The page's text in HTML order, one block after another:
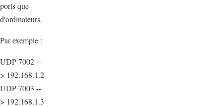
ports que
d'ordinateurs.
Par exemple :
UDP 7002 --
> 192.168.1.2
UDP 7003 --
> 192.168.1.3